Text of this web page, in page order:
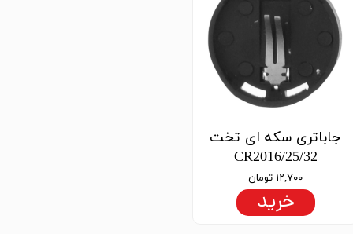
جاباتری سکه ای تخت
CR2016/25/32
۱۲,۷۰۰ تومان
خرید